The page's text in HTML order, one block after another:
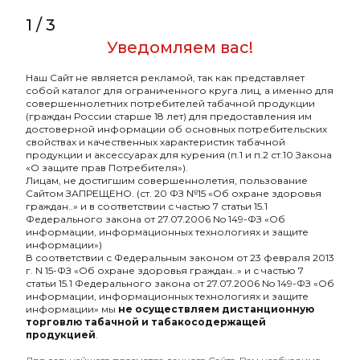
Take с ароматом
чай(Jasmine tea), 100 гр.
Клубника Молоко
Take с ароматом
Клубничный
коктейль(Strawberry
Take с ароматом Еловые
шишки(Fir сones), 25 гр.
185₽
1 /3
Уведомляем вас!
Наш Сайт не является рекламой, так как представляет
собой каталог для ограниченного круга лиц, а именно для
совершеннолетних потребителей табачной продукции
(граждан России старше 18 лет) для предоставления им
достоверной информации об основных потребительских
свойствах и качественных характеристик табачной
продукции и аксессуарах для курения (п.1 и п.2 ст.10 Закона
«О защите прав Потребителя»).
Лицам, не достигшим совершеннолетия, пользование
Сайтом ЗАПРЕЩЕНО. (ст. 20 ФЗ №15 «Об охране здоровья
граждан..» и в соответствии с частью 7 статьи 15.1
Федерального закона от 27.07.2006 No 149-ФЗ «Об
информации, информационных технологиях и защите
информации»)
В соответствии с Федеральным законом от 23 февраля 2013
г. N 15-ФЗ «Об охране здоровья граждан..» и с частью 7
статьи 15.1 Федерального закона от 27.07.2006 No 149-ФЗ «Об
информации, информационных технологиях и защите
информации» мы не осуществляем дистанционную
торговлю табачной и табакосодержащей
продукцией